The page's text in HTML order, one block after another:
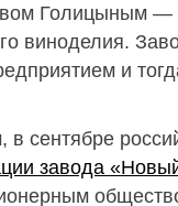
Голицыным —
виноделия.
и
в сентябре
завода